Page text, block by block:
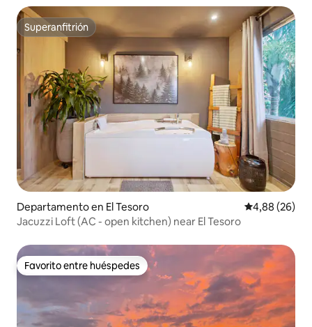
Superanfitrión
Superanfitrión
Departamento en El Tesoro Calificación
4,88 (26)
Jacuzzi Loft (AC - open kitchen) near El Tesoro
Favorito entre huéspedes
Favorito entre huéspedes